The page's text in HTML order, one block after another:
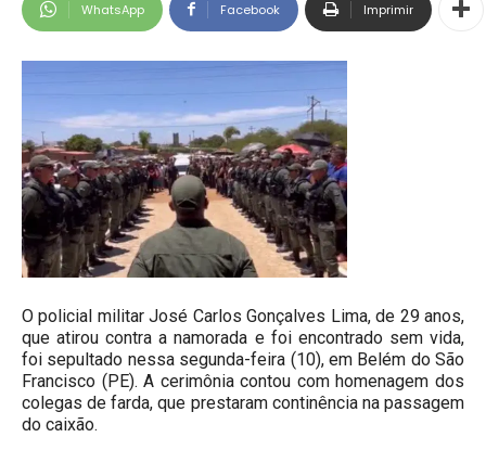
WhatsApp Facebook Imprimir
O policial militar José Carlos Gonçalves Lima, de 29 anos,
que atirou contra a namorada e foi encontrado sem vida,
foi sepultado nessa segunda-feira (10), em Belém do São
Francisco (PE). A cerimônia contou com homenagem dos
colegas de farda, que prestaram continência na passagem
do caixão.